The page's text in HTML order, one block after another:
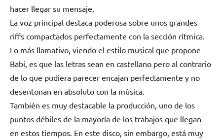
hacer llegar su mensaje.
La voz principal destaca poderosa sobre unos grandes
riffs compactados perfectamente con la sección rítmica.
Lo más llamativo, viendo el estilo musical que propone
Babi, es que las letras sean en castellano pero al contrario
de lo que pudiera parecer encajan perfectamente y no
desentonan en absoluto con la música.
También es muy destacable la producción, uno de los
puntos débiles de la mayoría de los trabajos que llegan
en estos tiempos. En este disco, sin embargo, está muy